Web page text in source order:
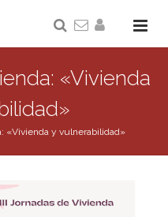
«Vivienda
«Vivienda y vulnerabilidad»